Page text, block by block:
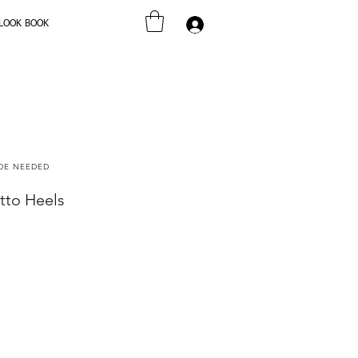
LOOK BOOK
Heels
NEEDED